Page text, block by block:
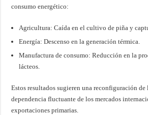
consumo energético:
Agricultura: Caída en el cultivo de piña y
Energía: Descenso en la generación térmica.
Manufactura de consumo: Reducción en la
lácteos.
Estos resultados sugieren una reconfiguración
dependencia fluctuante de los mercados
exportaciones primarias.